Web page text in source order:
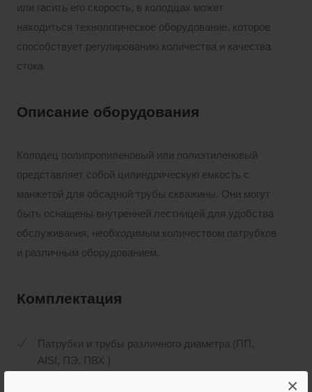
×
или гасить его скорость, в колодцах может
находиться технологическое оборудование, которое
способствует регулированию количества и качества
стока.
Описание оборудования
Колодец полипропиленовый или полиэтиленовый
представляет собой цилиндрическую емкость с
манжетой для обсадной трубы скважины. Они могут
быть оснащены внутренней лестницей для удобства
обслуживания, необходимым количеством патрубков
и различным оборудованием.
Комплектация
Патрубки и трубы различного диаметра (ПП,
AISI, ПЭ, ПВХ )